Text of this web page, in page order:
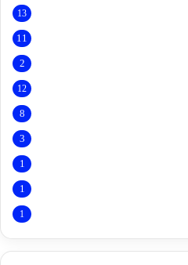
13
11
2
12
8
3
1
1
1